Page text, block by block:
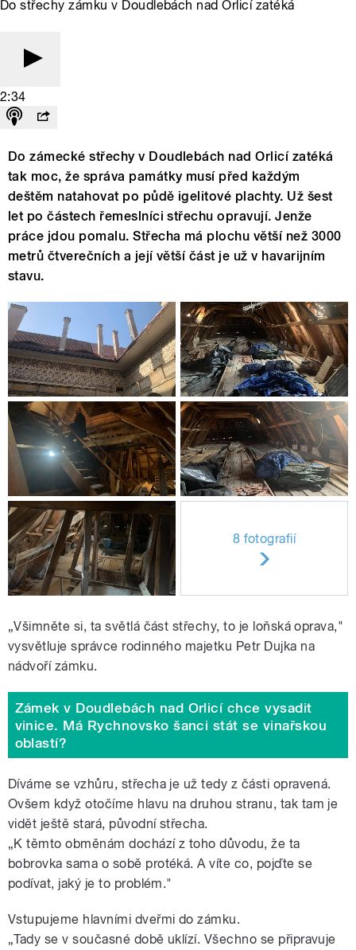
Do střechy zámku v Doudlebách nad Orlicí zatéká
2:34
Do zámecké střechy v Doudlebách nad Orlicí zatéká
tak moc, že správa památky musí před každým
deštěm natahovat po půdě igelitové plachty. Už šest
let po částech řemeslníci střechu opravují. Jenže
práce jdou pomalu. Střecha má plochu větší než 3000
metrů čtverečních a její větší část je už v havarijním
stavu.
8 fotografií
„Všimněte si, ta světlá část střechy, to je loňská oprava,"
vysvětluje správce rodinného majetku Petr Dujka na
nádvoří zámku.
Zámek v Doudlebách nad Orlicí chce vysadit
vinice. Má Rychnovsko šanci stát se vinařskou
oblastí?
Díváme se vzhůru, střecha je už tedy z části opravená.
Ovšem když otočíme hlavu na druhou stranu, tak tam je
vidět ještě stará, původní střecha.
„K těmto obměnám dochází z toho důvodu, že ta
bobrovka sama o sobě protéká. A víte co, pojďte se
podívat, jaký je to problém."
Vstupujeme hlavními dveřmi do zámku.
„Tady se v současné době uklízí. Všechno se připravuje